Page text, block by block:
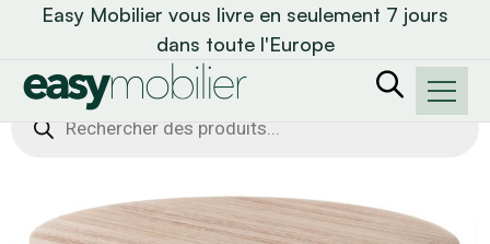
Easy Mobilier vous livre en seulement 7 jours
dans toute l'Europe
Recherche
de